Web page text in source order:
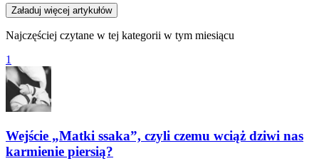
Załaduj więcej artykułów
Najczęściej czytane w tej kategorii w tym miesiącu
1
Wejście „Matki ssaka”, czyli czemu wciąż dziwi nas
karmienie piersią?